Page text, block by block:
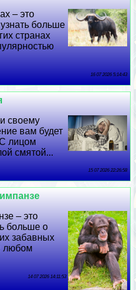
– это
больше
странах
16 07 2026 5:14:43
своему
вам будет
лицом
смятой...
15 07 2026 22:26:58
– это
больше о
забавных
любом
14 07 2026 14:11:53